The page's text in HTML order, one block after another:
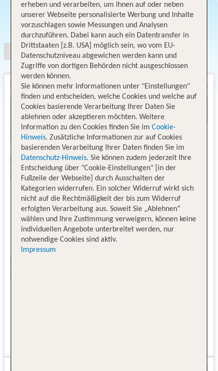
Angebotsauswahl
erheben und verarbeiten, um Ihnen auf oder neben
unserer Webseite personalisierte Werbung und Inhalte
vorzuschlagen sowie Messungen und Analysen
durchzuführen. Dabei kann auch ein Datentransfer in
Drittstaaten [z.B. USA] möglich sein, wo vom EU-
Datenschutzniveau abgewichen werden kann und
Zugriffe von dortigen Behörden nicht ausgeschlossen
werden können.
Sie können mehr Informationen unter "Einstellungen"
finden und entscheiden, welche Cookies und welche auf
Cookies basierende Verarbeitung Ihrer Daten Sie
ablehnen oder akzeptieren möchten. Weitere
Information zu den Cookies finden Sie im Cookie-
Hinweis. Zusätzliche Informationen zur auf Cookies
basierenden Verarbeitung Ihrer Daten finden Sie im
Datenschutz-Hinweis. Sie können zudem jederzeit Ihre
Entscheidung über "Cookie-Einstellungen" [in der
Fußzeile der Webseite] durch Ausschalten der
Kategorien widerrufen. Ein solcher Widerruf wirkt sich
nicht auf die Rechtmäßigkeit der bis zum Widerruf
erfolgten Verarbeitung aus. Soweit Sie „Ablehnen“
wählen und Ihre Zustimmung verweigern, können keine
individuellen Angebote unterbreitet werden, nur
notwendige Cookies sind aktiv.
Impressum